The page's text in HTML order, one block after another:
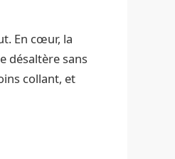
En cœur, la
désaltère sans
collant, et